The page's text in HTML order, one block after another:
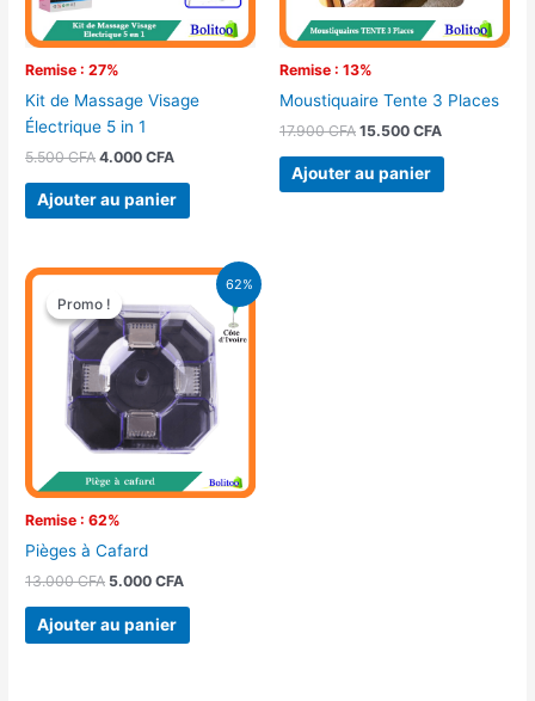
Remise : 27%
Kit de Massage Visage
Électrique 5 in 1
5.500CFA 4.000CFA
Ajouter au panier
Remise : 13%
Moustiquaire Tente 3 Places
17.900CFA 15.500 CFA
Ajouter au panier
62%
Promo !
Remise : 62%
Promo !
Pièges à Cafard
13.000CFA
Le
prix
initial
était :
13.000 CFA.
5.000CFA
Le
actuel
est :
5.000 CFA.
Ajouter au panier